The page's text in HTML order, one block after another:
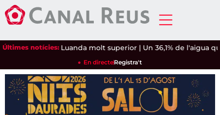
Últimes notícies:
un Petro de Luanda molt superior|Un 36,1% de l'aigua
En directeRegistra't